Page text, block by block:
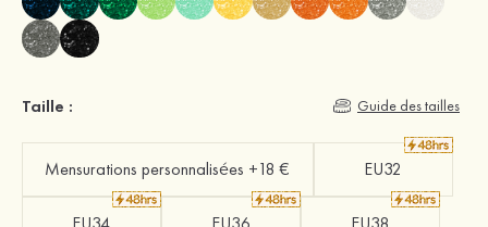
Taille : Guide des tailles
Mensurations personnalisées +18 € EU32